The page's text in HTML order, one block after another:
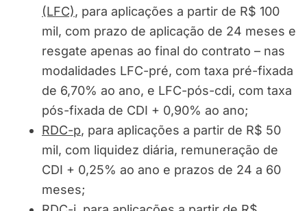
(LFC), para aplicações a partir de R$ 100
mil, com prazo de aplicação de 24 meses e
resgate apenas ao final do contrato – nas
modalidades LFC-pré, com taxa pré-fixada
de 6,70% ao ano, e LFC-pós-cdi, com taxa
pós-fixada de CDI + 0,90% ao ano;
RDC-p, para aplicações a partir de R$ 50
mil, com liquidez diária, remuneração de
CDI + 0,25% ao ano e prazos de 24 a 60
meses;